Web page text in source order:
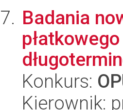
Badania
Konkurs:
Kierownik: